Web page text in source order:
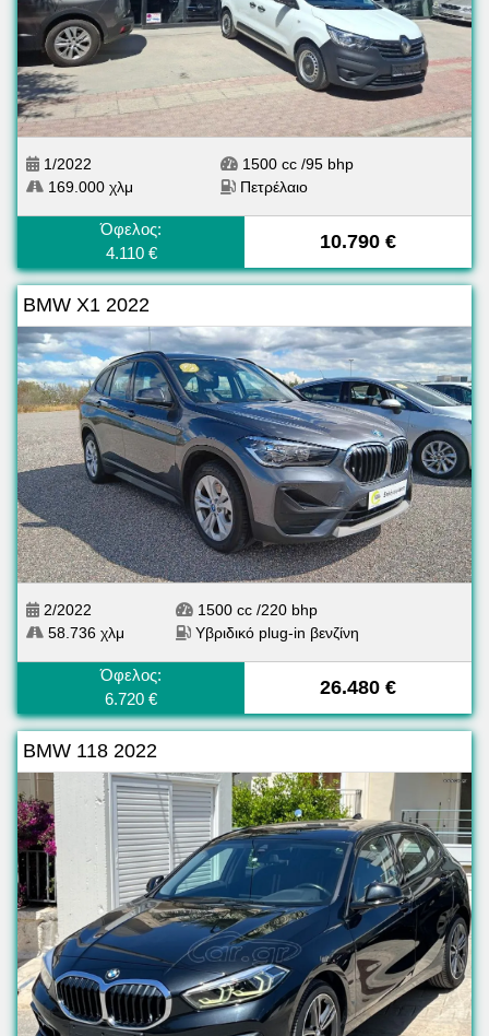
1/2022
169.000 χλμ
1500 cc /95 bhp
Πετρέλαιο
Όφελος:
4.110 €
10.790 €
BMW X1 2022
2/2022
58.736 χλμ
1500 cc /220 bhp
Υβριδικό plug-in βενζίνη
Όφελος:
6.720 €
26.480 €
BMW 118 2022